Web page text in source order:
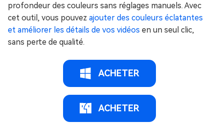
profondeur des couleurs sans réglages manuels. Avec
cet outil, vous pouvez ajouter des couleurs éclatantes
et améliorer les détails de vos vidéos en un seul clic,
sans perte de qualité.
ACHETER
ACHETER